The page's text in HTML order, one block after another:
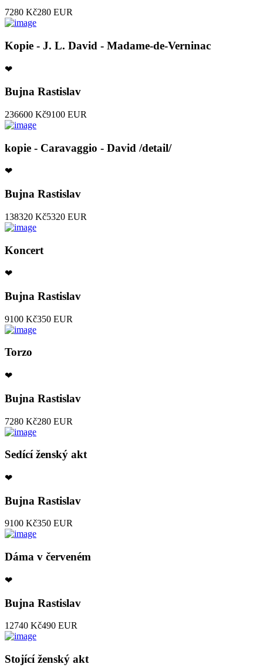
7280 Kč280 EUR
Kopie - J. L. David - Madame-de-Verninac
❤
Bujna Rastislav
236600 Kč9100 EUR
kopie - Caravaggio - David /detail/
❤
Bujna Rastislav
138320 Kč5320 EUR
Koncert
❤
Bujna Rastislav
9100 Kč350 EUR
Torzo
❤
Bujna Rastislav
7280 Kč280 EUR
Sedící ženský akt
❤
Bujna Rastislav
9100 Kč350 EUR
Dáma v červeném
❤
Bujna Rastislav
12740 Kč490 EUR
Stojící ženský akt